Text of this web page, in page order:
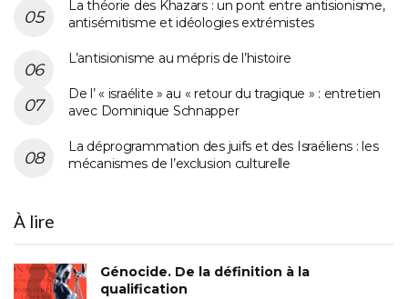
La théorie des Khazars : un pont entre antisionisme,
antisémitisme et idéologies extrémistes
L’antisionisme au mépris de l’histoire
De l’ « israélite » au « retour du tragique » : entretien
avec Dominique Schnapper
La déprogrammation des juifs et des Israéliens : les
mécanismes de l’exclusion culturelle
À lire
Génocide. De la définition à la
qualification